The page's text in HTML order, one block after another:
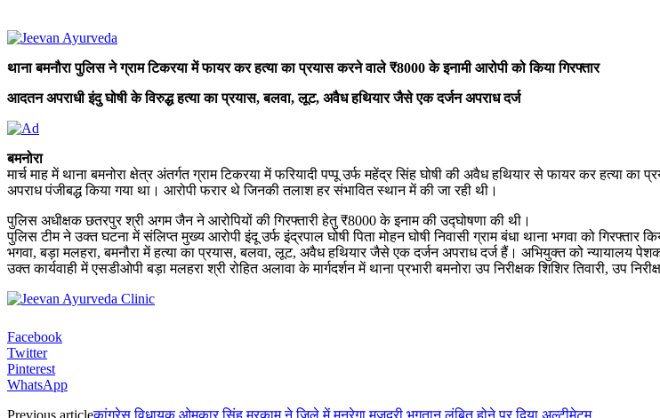
थाना बमनौरा पुलिस ने ग्राम टिकरया में फायर कर हत्या का प्रयास करने वाले ₹8000 के इनामी आरोपी को किया गिरफ्तार
आदतन अपराधी इंदु घोषी के विरुद्ध हत्या का प्रयास, बलवा, लूट, अवैध हथियार जैसे एक दर्जन अपराध दर्ज
बमनोरा
मार्च माह में थाना बमनोरा क्षेत्र अंतर्गत ग्राम टिकरया में फरियादी पप्पू उर्फ महेंद्र सिंह घोषी की अवैध हथियार से फायर कर हत्या का
अपराध पंजीबद्ध किया गया था। आरोपी फरार थे जिनकी तलाश हर संभावित स्थान में की जा रही थी।
पुलिस अधीक्षक छतरपुर श्री अगम जैन ने आरोपियों की गिरफ्तारी हेतु ₹8000 के इनाम की उद्घोषणा की थी।
पुलिस टीम ने उक्त घटना में संलिप्त मुख्य आरोपी इंदू उर्फ इंद्रपाल घोषी पिता मोहन घोषी निवासी ग्राम बंधा थाना भगवा को
भगवा, बड़ा मलहरा, बमनौरा में हत्या का प्रयास, बलवा, लूट, अवैध हथियार जैसे एक दर्जन अपराध दर्ज हैं। अभियुक्त को न्यायालय
उक्त कार्यवाही में एसडीओपी बड़ा मलहरा श्री रोहित अलावा के मार्गदर्शन में थाना प्रभारी बमनोरा उप निरीक्षक शिशिर तिवारी, उप
Facebook
Twitter
Pinterest
WhatsApp
Previous articleकांग्रेस विधायक ओमकार सिंह मरकाम ने जिले में मनरेगा मजदूरी भुगतान लंबित होने पर दिया अल्टीमेटम